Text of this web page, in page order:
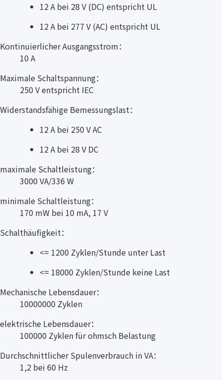
12 A bei 28 V (DC) entspricht UL
12 A bei 277 V (AC) entspricht UL
Kontinuierlicher Ausgangsstrom：
10 A
Maximale Schaltspannung：
250 V entspricht IEC
Widerstandsfähige Bemessungslast：
12 A bei 250 V AC
12 A bei 28 V DC
maximale Schaltleistung：
3000 VA/336 W
minimale Schaltleistung：
170 mW bei 10 mA, 17 V
Schalthäufigkeit：
<= 1200 Zyklen/Stunde unter Last
<= 18000 Zyklen/Stunde keine Last
Mechanische Lebensdauer：
10000000 Zyklen
elektrische Lebensdauer：
100000 Zyklen für ohmsch Belastung
Durchschnittlicher Spulenverbrauch in VA：
1,2 bei 60 Hz